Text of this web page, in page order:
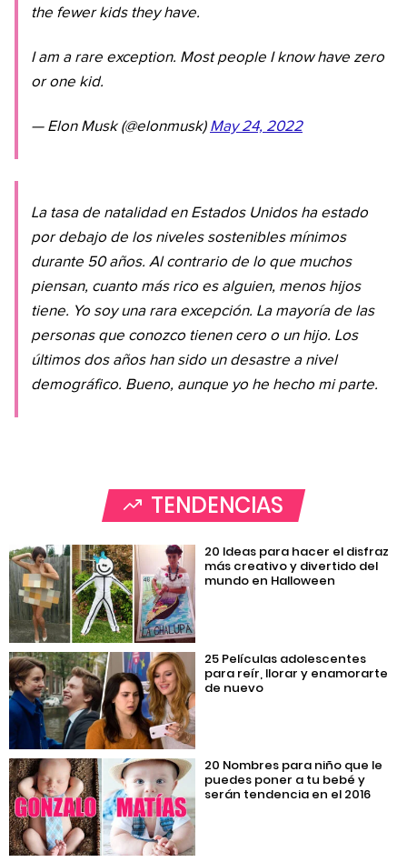
the fewer kids they have.
I am a rare exception. Most people I know have zero
or one kid.
— Elon Musk (@elonmusk) May 24, 2022
La tasa de natalidad en Estados Unidos ha estado
por debajo de los niveles sostenibles mínimos
durante 50 años. Al contrario de lo que muchos
piensan, cuanto más rico es alguien, menos hijos
tiene. Yo soy una rara excepción. La mayoría de las
personas que conozco tienen cero o un hijo. Los
últimos dos años han sido un desastre a nivel
demográfico. Bueno, aunque yo he hecho mi parte.
TENDENCIAS
20 Ideas para hacer el disfraz
más creativo y divertido del
mundo en Halloween
25 Películas adolescentes
para reír, llorar y enamorarte
de nuevo
20 Nombres para niño que le
puedes poner a tu bebé y
serán tendencia en el 2016